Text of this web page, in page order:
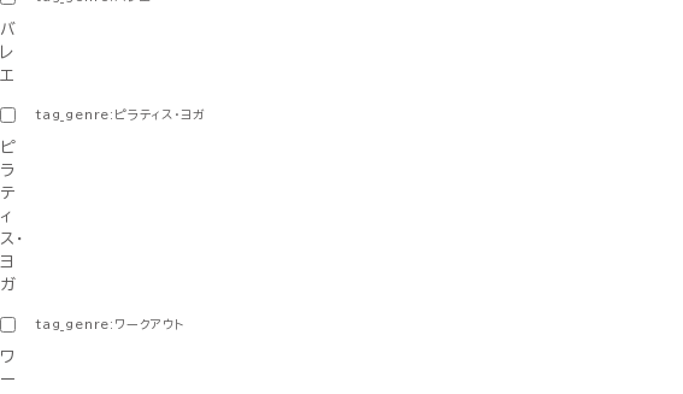
バ
レ
エ
tag_genre:ピラティス・ヨガ
ピ
ラ
テ
ィ
ス・
ヨ
ガ
tag_genre:ワークアウト
ワ
ー